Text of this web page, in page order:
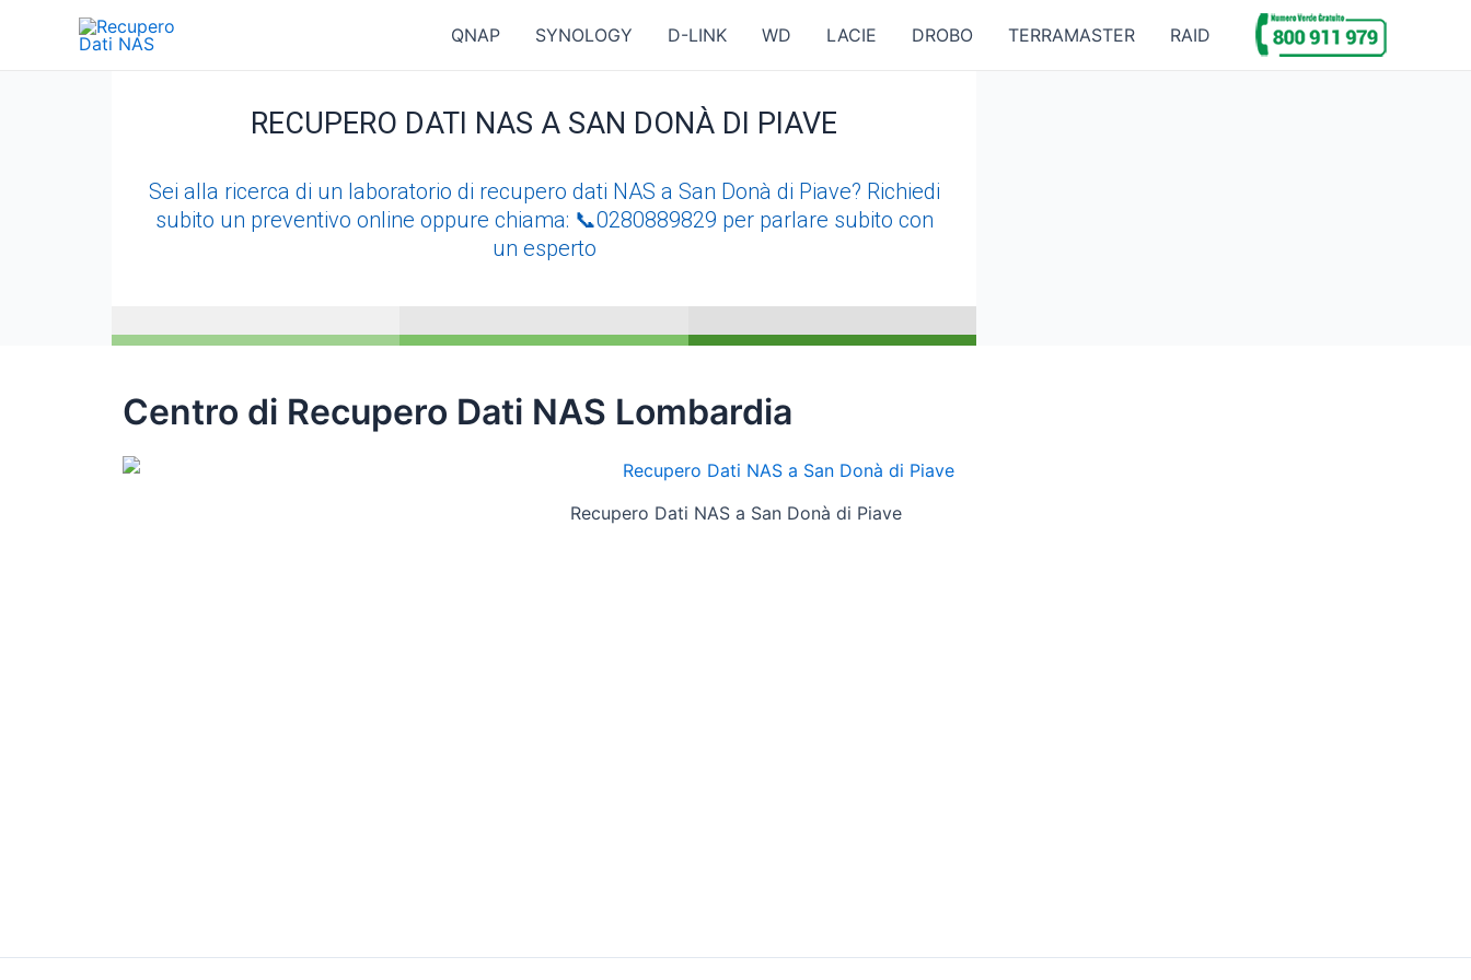
QNAP SYNOLOGY D-LINK WD LACIE DROBO TERRAMASTER RAID
RECUPERO DATI NAS A SAN DONÀ DI PIAVE
Sei alla ricerca di un laboratorio di recupero dati NAS a San Donà di Piave? Richiedi
subito un preventivo online oppure chiama: 📞0280889829 per parlare subito con
un esperto
Centro di Recupero Dati NAS Lombardia
Recupero Dati NAS a San Donà di Piave